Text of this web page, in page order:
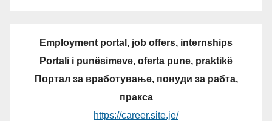
Employment portal, job offers, internships
Portali i punësimeve, oferta pune, praktikë
Портал за вработување, понуди за рабта,
пракса
https://career.site.je/